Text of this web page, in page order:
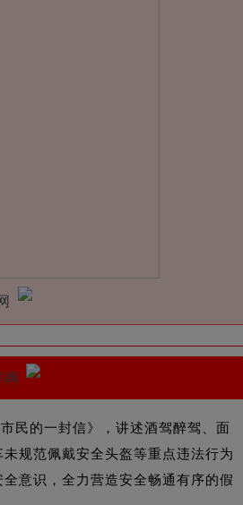
民的一封信》，讲述酒驾醉驾、面
规范佩戴安全头盔等重点违法行为
意识，全力营造安全畅通有序的假